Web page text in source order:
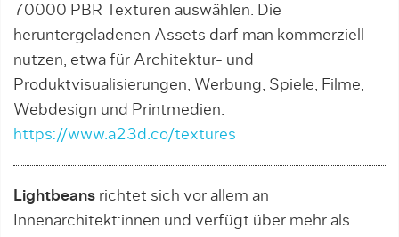
70000 PBR Texturen auswählen. Die
heruntergeladenen Assets darf man kommerziell
nutzen, etwa für Architektur- und
Produktvisualisierungen, Werbung, Spiele, Filme,
Webdesign und Printmedien.
https://www.a23d.co/textures
Lightbeans richtet sich vor allem an
Innenarchitekt:innen und verfügt über mehr als